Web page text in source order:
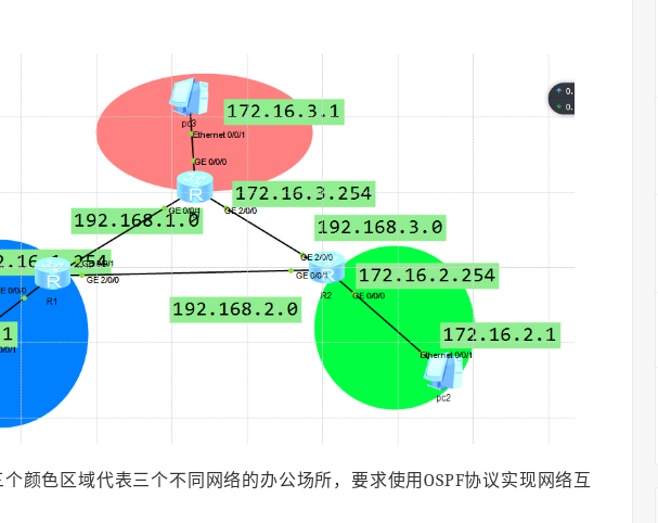
颜色区域代表三个不同网络的办公场所，要求使用OSPF协议实现网络互